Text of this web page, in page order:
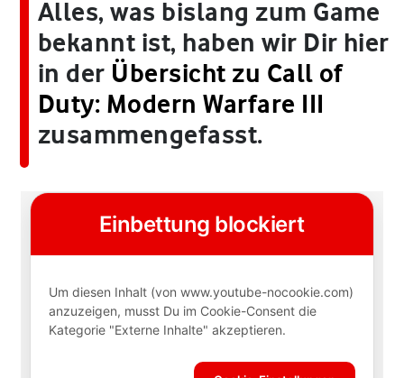
Alles, was bislang zum Game
bekannt ist, haben wir Dir hier
in der Übersicht zu Call of
Duty: Modern Warfare III
zusammengefasst.